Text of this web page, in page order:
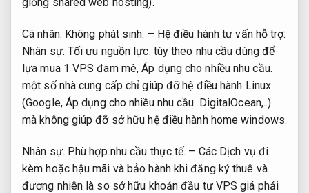
Cá nhân. Không phát sinh. – Hệ điều hành tư vấn hỗ trợ:
Nhân sự. Tối ưu nguồn lực. tùy theo nhu cầu dùng để
lựa mua 1 VPS đam mê,Áp dụng cho nhiều nhu cầu.
một số nhà cung cấp chỉ giúp đỡ hệ điều hành Linux
(Google, Áp dụng cho nhiều nhu cầu. DigitalOcean,..)
mà không giúp đỡ sở hữu hệ điều hành home windows.
Nhân sự. Phù hợp nhu cầu thực tế. – Các Dịch vụ đi
kèm hoặc hậu mãi và bảo hành khi đăng ký thuê và
đương nhiên là so sở hữu khoản đầu tư VPS giá phải